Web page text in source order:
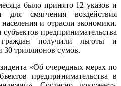
было принято 12 указов и
для смягчения воздействия
и отрасли экономики.
субъектов предпринимательства
получили льготы и
триллионов сумов.
«Об очередных мерах по
предпринимательства в